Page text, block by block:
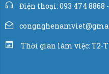
Điện thoại: 093 474 8868
Thời gian làm việc: T2-